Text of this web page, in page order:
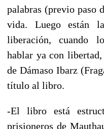
palabras (previo paso
vida. Luego están
liberación, cuando
hablar ya con
de Dámaso Ibarz
título al libro.
-El libro está
prisioneros de